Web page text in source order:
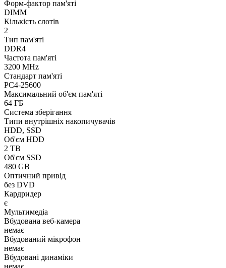
Форм-фактор пам'яті
DIMM
Кількість слотів
2
Тип пам'яті
DDR4
Частота пам'яті
3200 MHz
Стандарт пам'яті
PC4-25600
Максимальний об'єм пам'яті
64 ГБ
Система зберігання
Типи внутрішніх накопичувачів
HDD, SSD
Об'єм HDD
2 TB
Об'єм SSD
480 GB
Оптичний привід
без DVD
Кардридер
є
Мультимедіа
Вбудована веб-камера
немає
Вбудований мікрофон
немає
Вбудовані динаміки
немає